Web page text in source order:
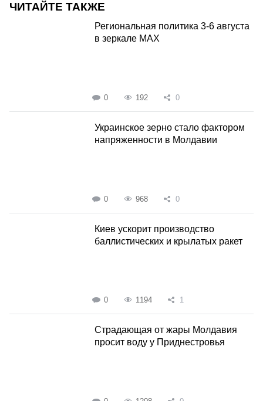
ЧИТАЙТЕ ТАКЖЕ
Региональная политика 3-6 августа
в зеркале MAX
0 192 0
Украинское зерно стало фактором
напряженности в Молдавии
0 968 0
Киев ускорит производство
баллистических и крылатых ракет
0 1194 1
Страдающая от жары Молдавия
просит воду у Приднестровья